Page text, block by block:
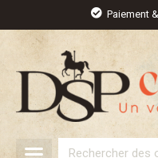
contenu
Paiement
Rechercher